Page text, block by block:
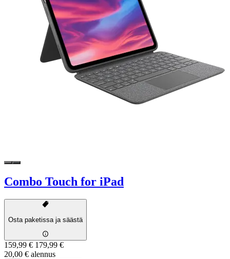
Combo Touch for iPad
Osta paketissa ja säästä
159,99 € 179,99 €
20,00 € alennus